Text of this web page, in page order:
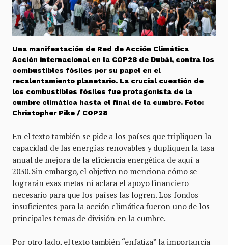
Una manifestación de Red de Acción Climática
Acción internacional en la COP28 de Dubái, contra los
combustibles fósiles por su papel en el
recalentamiento planetario. La crucial cuestión de
los combustibles fósiles fue protagonista de la
cumbre climática hasta el final de la cumbre. Foto:
Christopher Pike / COP28
En el texto también se pide a los países que tripliquen la
capacidad de las energías renovables y dupliquen la tasa
anual de mejora de la eficiencia energética de aquí a
2030. Sin embargo, el objetivo no menciona cómo se
lograrán esas metas ni aclara el apoyo financiero
necesario para que los países las logren. Los fondos
insuficientes para la acción climática fueron uno de los
principales temas de división en la cumbre.
Por otro lado, el texto también “enfatiza” la importancia